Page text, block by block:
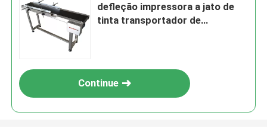
defleção impressora a jato de
tinta transportador de
Continue